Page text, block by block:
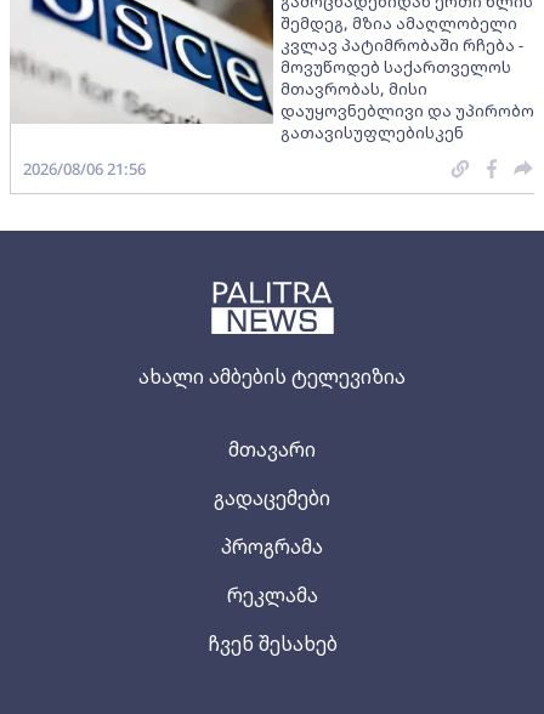
ახალი ამბების ტელევიზია
მთავარი
გადაცემები
პროგრამა
რეკლამა
ჩვენ შესახებ
შემდეგ, მზია ამაღლობელი
კვლავ პატიმრობაში რჩება -
მოვუწოდებ საქართველოს
მთავრობას, მისი
დაუყოვნებლივი და უპირობო
გათავისუფლებისკენ
2026/08/06 21:56